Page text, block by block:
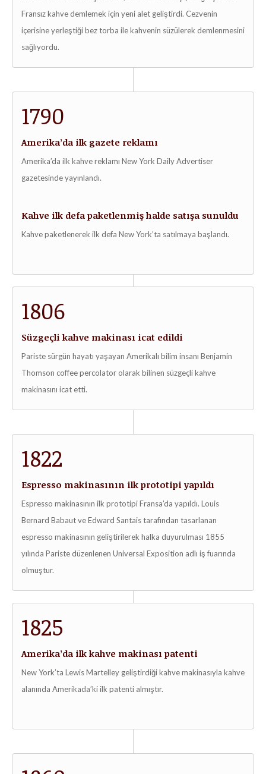
Fransız kahve demlemek için yeni alet geliştirdi. Cezvenin
içerisine yerleştiği bez torba ile kahvenin süzülerek demlenmesini
sağlıyordu.
1790
Amerika’da ilk gazete reklamı
Amerika’da ilk kahve reklamı New York Daily Advertiser
gazetesinde yayınlandı.
Kahve ilk defa paketlenmiş halde satışa sunuldu
Kahve paketlenerek ilk defa New York’ta satılmaya başlandı.
1806
Süzgeçli kahve makinası icat edildi
Pariste sürgün hayatı yaşayan Amerikalı bilim insanı Benjamin
Thomson coffee percolator olarak bilinen süzgeçli kahve
makinasını icat etti.
1822
Espresso makinasının ilk prototipi yapıldı
Espresso makinasının ilk prototipi Fransa’da yapıldı. Louis
Bernard Babaut ve Edward Santais tarafından tasarlanan
espresso makinasının geliştirilerek halka duyurulması 1855
yılında Pariste düzenlenen Universal Exposition adlı iş fuarında
olmuştur.
1825
Amerika’da ilk kahve makinası patenti
New York’ta Lewis Martelley geliştirdiği kahve makinasıyla kahve
alanında Amerikada’ki ilk patenti almıştır.